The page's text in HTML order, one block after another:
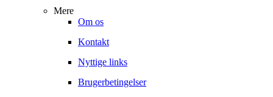
Mere
Om os
Kontakt
Nyttige links
Brugerbetingelser